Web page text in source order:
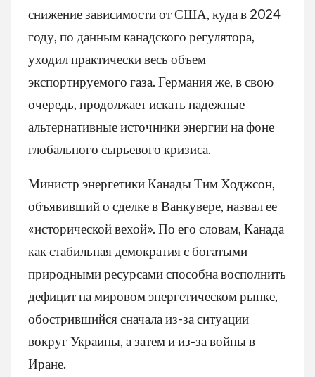
снижение зависимости от США, куда в 2024
году, по данным канадского регулятора,
уходил практически весь объем
экспортируемого газа. Германия же, в свою
очередь, продолжает искать надежные
альтернативные источники энергии на фоне
глобального сырьевого кризиса.
Министр энергетики Канады Тим Ходжсон,
объявивший о сделке в Ванкувере, назвал ее
«исторической вехой». По его словам, Канада
как стабильная демократия с богатыми
природными ресурсами способна восполнить
дефицит на мировом энергетическом рынке,
обострившийся сначала из-за ситуации
вокруг Украины, а затем и из-за войны в
Иране.